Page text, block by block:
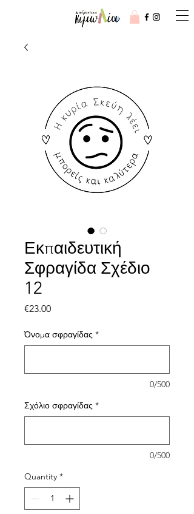
Εκπαιδευτική
Σφραγίδα Σχέδιο
12
€23.00Price
Όνομα σφραγίδας *
0/500
Σχόλιο σφραγίδας *
0/500
Quantity *